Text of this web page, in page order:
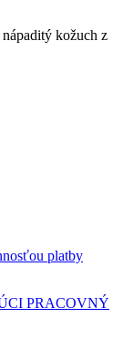
kožuch z
platby
PRACOVNÝ